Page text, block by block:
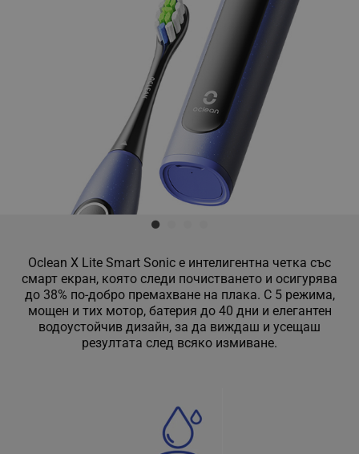
Oclean X Lite Smart Sonic е интелигентна четка със
смарт екран, която следи почистването и осигурява
до 38% по-добро премахване на плака. С 5 режима,
мощен и тих мотор, батерия до 40 дни и елегантен
водоустойчив дизайн, за да виждаш и усещаш
резултата след всяко измиване.